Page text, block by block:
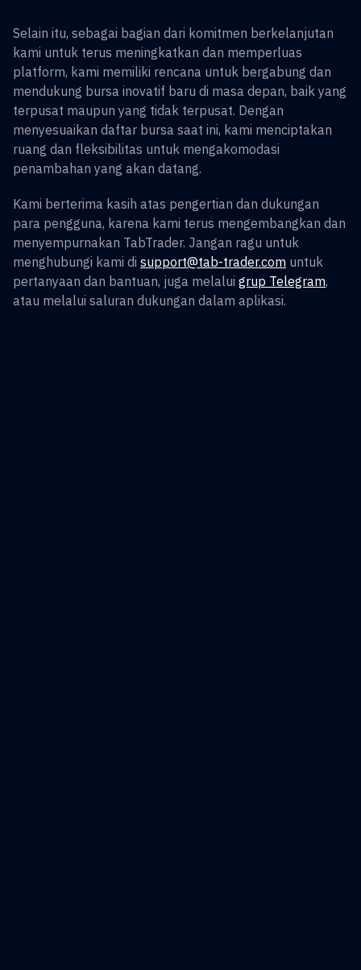
Selain itu, sebagai bagian dari komitmen berkelanjutan
kami untuk terus meningkatkan dan memperluas
platform, kami memiliki rencana untuk bergabung dan
mendukung bursa inovatif baru di masa depan, baik yang
terpusat maupun yang tidak terpusat. Dengan
menyesuaikan daftar bursa saat ini, kami menciptakan
ruang dan fleksibilitas untuk mengakomodasi
penambahan yang akan datang.
Kami berterima kasih atas pengertian dan dukungan
para pengguna, karena kami terus mengembangkan dan
menyempurnakan TabTrader. Jangan ragu untuk
menghubungi kami di support@tab-trader.com untuk
pertanyaan dan bantuan, juga melalui grup Telegram,
atau melalui saluran dukungan dalam aplikasi.